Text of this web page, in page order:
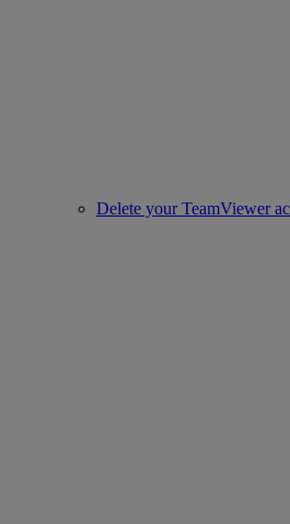
Delete your TeamViewer